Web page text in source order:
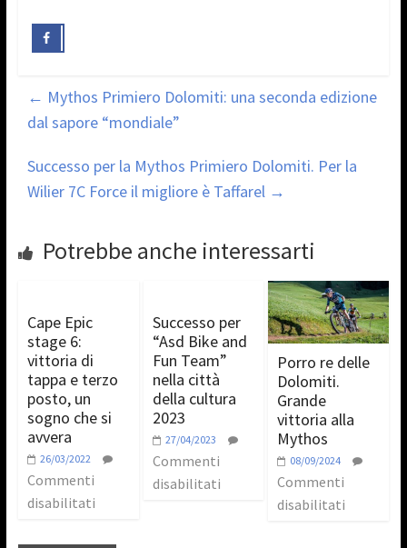
← Mythos Primiero Dolomiti: una seconda edizione
dal sapore “mondiale”
Successo per la Mythos Primiero Dolomiti. Per la
Wilier 7C Force il migliore è Taffarel →
Potrebbe anche interessarti
Cape Epic
stage 6:
vittoria di
tappa e terzo
posto, un
sogno che si
avvera
26/03/2022
Commenti
disabilitati
Successo per
“Asd Bike and
Fun Team”
nella città
della cultura
2023
27/04/2023
Commenti
disabilitati
Porro re delle
Dolomiti.
Grande
vittoria alla
Mythos
08/09/2024
Commenti
disabilitati